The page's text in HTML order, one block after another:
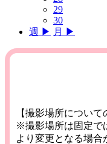
29
30
週 ▶︎ 月 ▶︎
【撮影場所について
※撮影場所は固定で
より変更となる場合